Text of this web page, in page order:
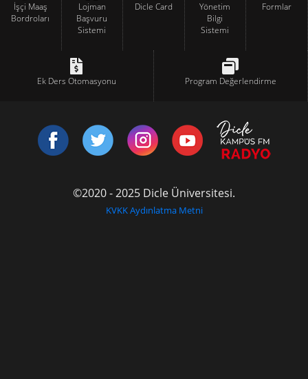
İşçi Maaş
Bordroları
Lojman
Başvuru
Sistemi
Dicle Card
Yönetim
Bilgi
Sistemi
Formlar
Ek Ders Otomasyonu Program Değerlendirme
©2020 - 2025 Dicle Üniversitesi.
KVKK Aydınlatma Metni